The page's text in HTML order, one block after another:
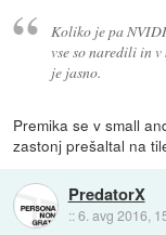
Koliko je pa
vse so naredili in
je jasno.
Premika se v small
zastonj prešaltal na
PredatorX
::6. avg 2016,